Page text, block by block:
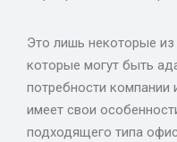
Это лишь некоторые
которые могут быть
потребности
имеет свои
подходящего типа